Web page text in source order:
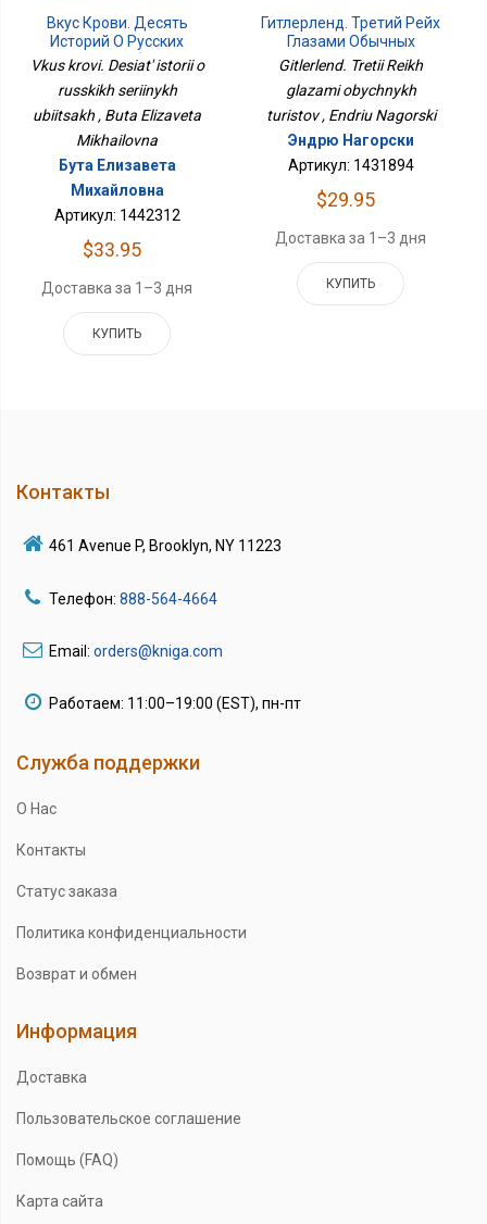
Вкус Крови. Десять
Историй О Русских
Серийных Убийцах
Vkus krovi. Desiat' istorii o
russkikh seriinykh
ubiitsakh , Buta Elizaveta
Mikhailovna
Бута Елизавета
Михайловна
Артикул: 1442312
$33.95
Доставка за 1–3 дня
КУПИТЬ
Гитлерленд. Третий Рейх
Глазами Обычных
Туристов
Gitlerlend. Tretii Reikh
glazami obychnykh
turistov , Endriu Nagorski
Эндрю Нагорски
Артикул: 1431894
$29.95
Доставка за 1–3 дня
КУПИТЬ
Контакты
461 Avenue P, Brooklyn, NY 11223
Телефон: 888-564-4664
Email: orders@kniga.com
Работаем: 11:00–19:00 (EST), пн-пт
Служба поддержки
О Нас
Контакты
Статус заказа
Политика конфиденциальности
Возврат и обмен
Информация
Доставка
Пользовательское соглашение
Помощь (FAQ)
Карта сайта